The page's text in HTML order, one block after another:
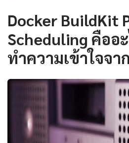
Docker BuildKit
Scheduling คืออ
ทำความเข้าใจจ